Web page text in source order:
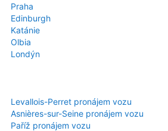
Praha
Edinburgh
Katánie
Olbia
Londýn
Levallois-Perret pronájem vozu
Asnières-sur-Seine pronájem vozu
Paříž pronájem vozu